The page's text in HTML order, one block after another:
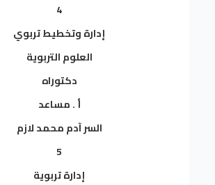
4
إدارة وتخطيط تربوي
العلوم التربوية
دكتوراه
أ . مساعد
السر آدم محمد لازم
5
إدارة تربوية